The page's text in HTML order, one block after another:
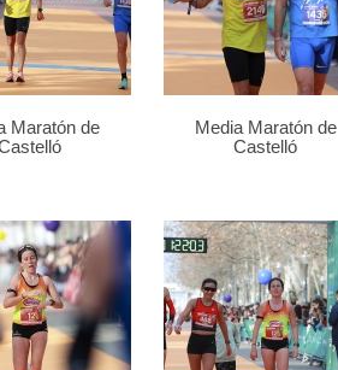
Maratón de
Media Maratón de
Castelló